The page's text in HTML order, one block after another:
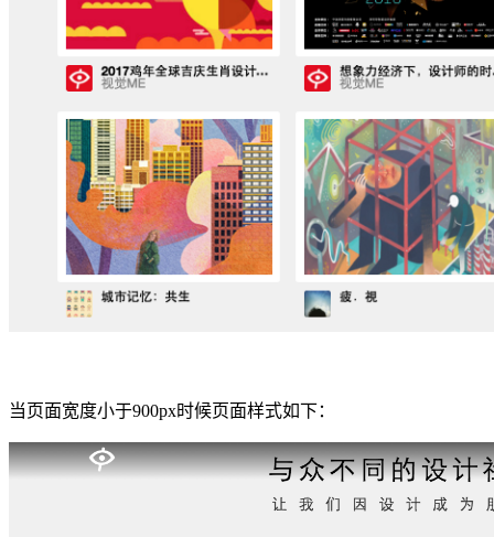
当页面宽度小于900px时候页面样式如下：